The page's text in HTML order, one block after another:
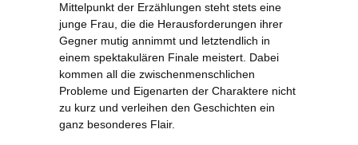
Mittelpunkt der Erzählungen steht stets eine
junge Frau, die die Herausforderungen ihrer
Gegner mutig annimmt und letztendlich in
einem spektakulären Finale meistert. Dabei
kommen all die zwischenmenschlichen
Probleme und Eigenarten der Charaktere nicht
zu kurz und verleihen den Geschichten ein
ganz besonderes Flair.